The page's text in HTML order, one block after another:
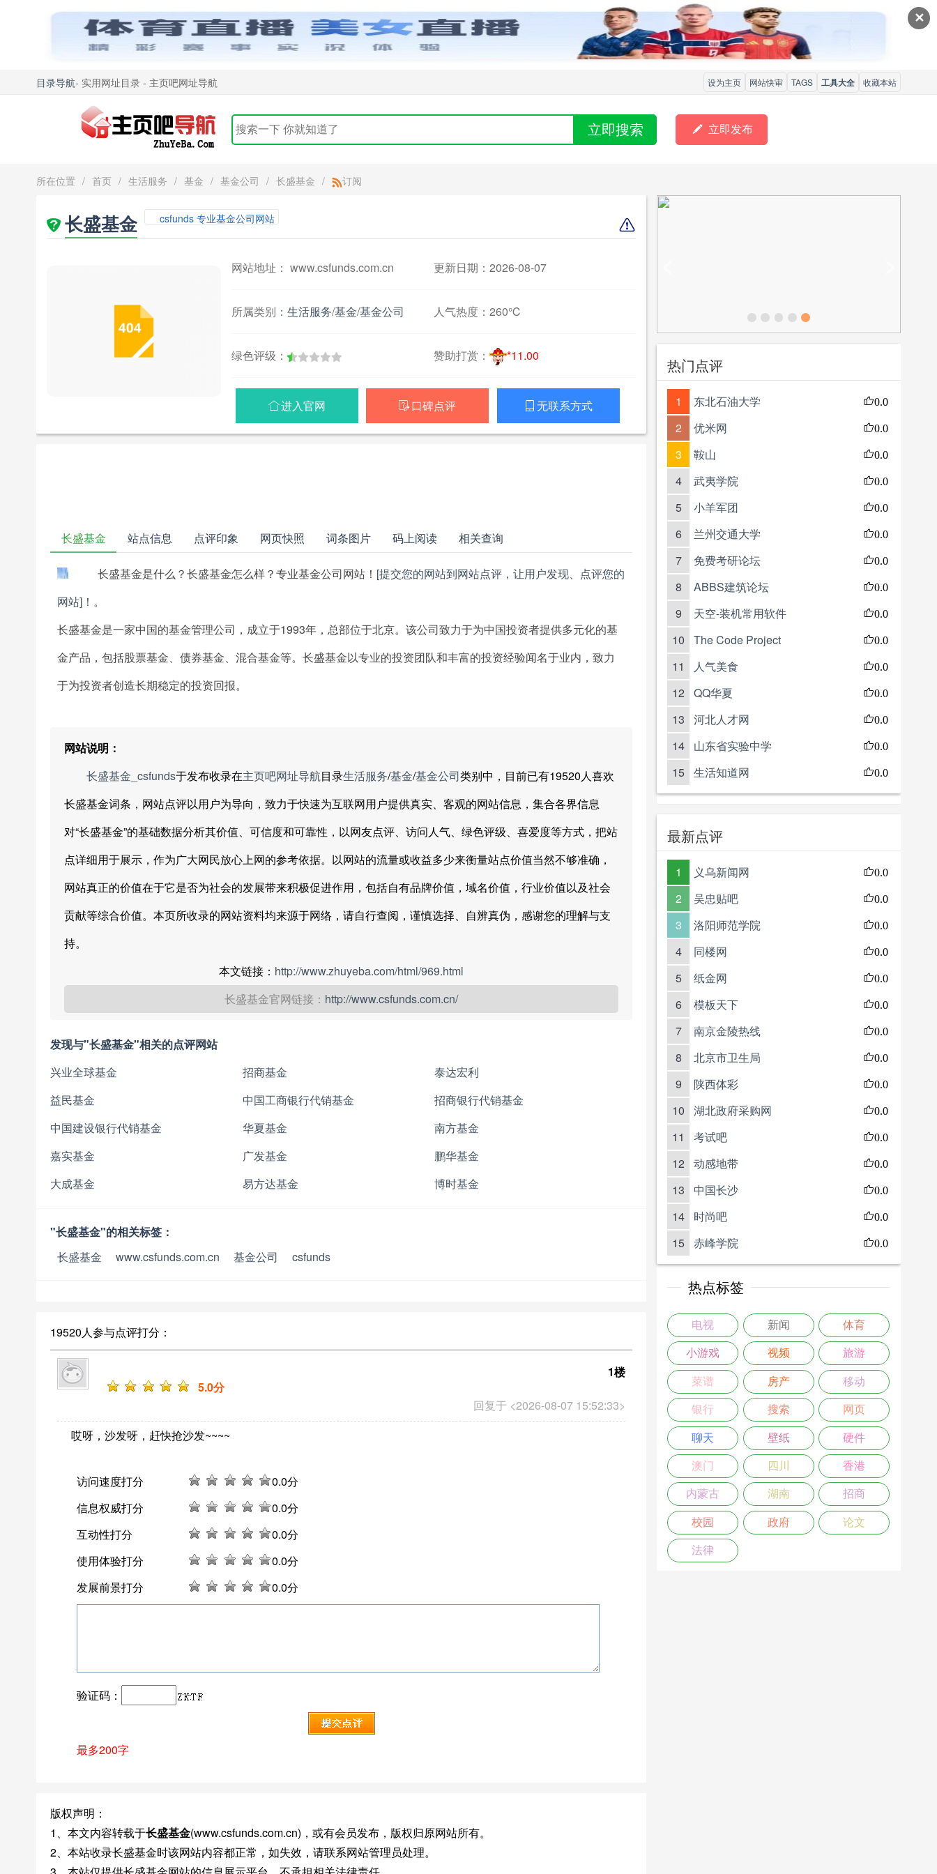
✕
目录导航- 实用网址目录 - 主页吧网址导航 设为主页 网站快审 TAGS 工具大全 收藏本站
立即搜索  立即发布
所在位置 / 首页 / 生活服务 / 基金 / 基金公司 / 长盛基金 / 订阅
长盛基金 csfunds 专业基金公司网站
网站地址： www.csfunds.com.cn 更新日期：2026-08-07
所属类别： 生活服务/基金/基金公司 人气热度： 260℃
绿色评级： 赞助打赏： *11.00
进入官网  口碑点评  无联系方式
长盛基金 站点信息 点评印象 网页快照 词条图片 码上阅读 相关查询
长盛基金是什么？长盛基金怎么样？专业基金公司网站！ [提交您的网站到网站点评，让用户发现、点评您的
网站]！ 。
长盛基金是一家中国的基金管理公司，成立于1993年，总部位于北京。该公司致力于为中国投资者提供多元化的基
金产品，包括股票基金、债券基金、混合基金等。长盛基金以专业的投资团队和丰富的投资经验闻名于业内，致力
于为投资者创造长期稳定的投资回报。
网站说明：
长盛基金_csfunds于发布收录在主页吧网址导航目录生活服务/基金/基金公司类别中，目前已有19520人喜欢
长盛基金词条，网站点评以用户为导向，致力于快速为互联网用户提供真实、客观的网站信息，集合各界信息
对“长盛基金”的基础数据分析其价值、可信度和可靠性，以网友点评、访问人气、绿色评级、喜爱度等方式，把站
点详细用于展示，作为广大网民放心上网的参考依据。以网站的流量或收益多少来衡量站点价值当然不够准确，
网站真正的价值在于它是否为社会的发展带来积极促进作用，包括自有品牌价值，域名价值，行业价值以及社会
贡献等综合价值。本页所收录的网站资料均来源于网络，请自行查阅，谨慎选择、自辨真伪，感谢您的理解与支
持。
本文链接： http://www.zhuyeba.com/html/969.html
长盛基金官网链接： http://www.csfunds.com.cn/
发现与"长盛基金"相关的点评网站
兴业全球基金
招商基金
泰达宏利
益民基金
中国工商银行代销基金
招商银行代销基金
中国建设银行代销基金
华夏基金
南方基金
嘉实基金
广发基金
鹏华基金
大成基金
易方达基金 博时基金
"长盛基金"的相关标签：
长盛基金
www.csfunds.com.cn 基金公司 csfunds
19520人参与点评打分：
回复于 <2026-08-07 15:52:33>
1楼
5.0分
哎呀，沙发呀，赶快抢沙发~~~~
访问速度打分 0.0分
信息权威打分
0.0分
互动性打分
0.0分
使用体验打分
0.0分
发展前景打分
0.0分
验证码：
最多200字
版权声明：
1、本文内容转载于长盛基金(www.csfunds.com.cn)，或有会员发布，版权归原网站所有。
2、本站收录长盛基金时该网站内容都正常，如失效，请联系网站管理员处理。
热门点评
1 东北石油大学 0.0
2 优米网 0.0
3 鞍山 0.0
4 武夷学院 0.0
5 小羊军团 0.0
6 兰州交通大学 0.0
7 免费考研论坛 0.0
8 ABBS建筑论坛 0.0
9 天空-装机常用软件 0.0
10 The Code Project 0.0
11 人气美食 0.0
12 QQ华夏 0.0
13 河北人才网 0.0
14 山东省实验中学 0.0
15 生活知道网 0.0
最新点评
1 义乌新闻网 0.0
2 吴忠贴吧 0.0
3 洛阳师范学院 0.0
4 同楼网 0.0
5 纸金网 0.0
6 模板天下 0.0
7 南京金陵热线 0.0
8 北京市卫生局 0.0
9 陕西体彩 0.0
10 湖北政府采购网 0.0
11 考试吧 0.0
12 动感地带 0.0
13 中国长沙 0.0
14 时尚吧 0.0
15 赤峰学院 0.0
热点标签
电视 新闻 体育
小游戏 视频 旅游
菜谱 房产 移动
银行 搜索 网页
聊天 壁纸 硬件
澳门 四川 香港
内蒙古 湖南 招商
校园 政府 论文
法律